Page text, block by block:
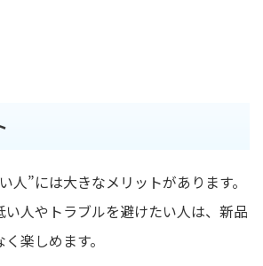
人”には大きなメリットがあります。
人やトラブルを避けたい人は、新品
楽しめます。